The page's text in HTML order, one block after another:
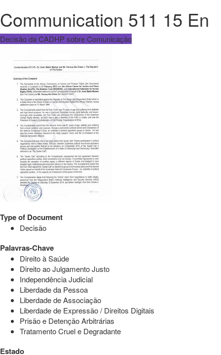
Communication 511 15 En
Decisão da CADHP sobre Comunicação
Type of Document
Decisão
Palavras-Chave
Direito à Saúde
Direito ao Julgamento Justo
Independência Judicial
Liberdade da Pessoa
Liberdade de Associação
Liberdade de Expressão / Direitos Digitais
Prisão e Detenção Arbitrárias
Tratamento Cruel e Degradante
Estado